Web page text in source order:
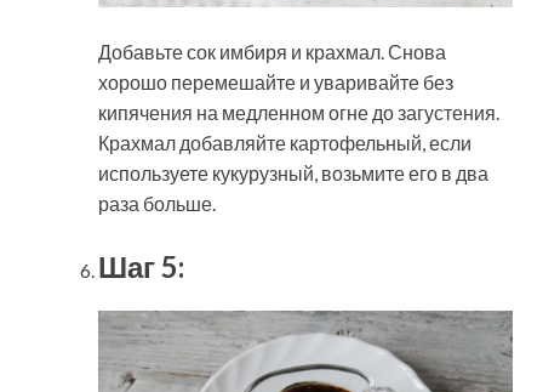
Добавьте сок имбиря и крахмал. Снова
хорошо перемешайте и уваривайте без
кипячения на медленном огне до загустения.
Крахмал добавляйте картофельный, если
используете кукурузный, возьмите его в два
раза больше.
Шаг 5: